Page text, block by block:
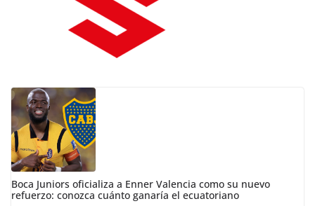
Boca Juniors oficializa a Enner Valencia como su nuevo
refuerzo: conozca cuánto ganaría el ecuatoriano